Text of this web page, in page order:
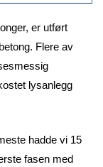
er utført
Flere av
lysanlegg
hadde vi 15
fasen med